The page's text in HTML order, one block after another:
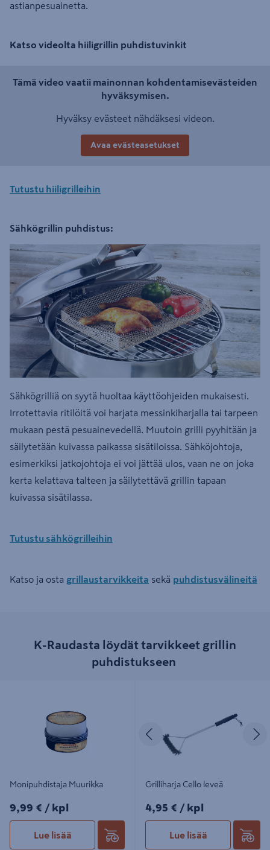
astianpesuainetta.
Katso videolta hiiligrillin puhdistuvinkit
Tämä video vaatii mainonnan kohdentamisevästeiden
hyväksymisen.
Hyväksy evästeet nähdäksesi videon.
Avaa evästeasetukset
Tutustu hiiligrilleihin
Sähkögrillin puhdistus:
Sähkögrilliä on syytä huoltaa käyttöohjeiden mukaisesti.
Irrotettavia ritilöitä voi harjata messinkiharjalla tai tarpeen
mukaan pestä pesuainevedellä. Muutoin grilli pyyhitään ja
säilytetään kuivassa paikassa sisätiloissa. Sähköjohtoja,
esimerkiksi jatkojohtoja ei voi jättää ulos, vaan ne on joka
kerta kelattava talteen ja säilytettävä grillin tapaan
kuivassa sisätilassa.
Tutustu sähkögrilleihin
Katso ja osta grillaustarvikkeita sekä puhdistusvälineitä
K-Raudasta löydät tarvikkeet grillin
puhdistukseen
Monipuhdistaja Muurikka
9,99€/kpl
9,99 € / kpl
Lue lisää
Grilliharja Cello leveä
4,95€/kpl
4,95 € / kpl
Lue lisää